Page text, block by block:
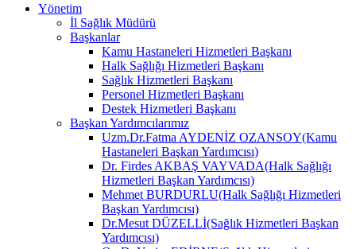
Yönetim
İl Sağlık Müdürü
Başkanlar
Kamu Hastaneleri Hizmetleri Başkanı
Halk Sağlığı Hizmetleri Başkanı
Sağlık Hizmetleri Başkanı
Personel Hizmetleri Başkanı
Destek Hizmetleri Başkanı
Başkan Yardımcılarımız
Uzm.Dr.Fatma AYDENİZ OZANSOY(Kamu
Hastaneleri Başkan Yardımcısı)
Dr. Firdes AKBAŞ VAYVADA(Halk Sağlığı
Hizmetleri Başkan Yardımcısı)
Mehmet BURDURLU(Halk Sağlığı Hizmetleri
Başkan Yardımcısı)
Dr.Mesut DÜZELLİ(Sağlık Hizmetleri Başkan
Yardımcısı)